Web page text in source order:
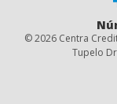
© 2026 Centra
Tupelo